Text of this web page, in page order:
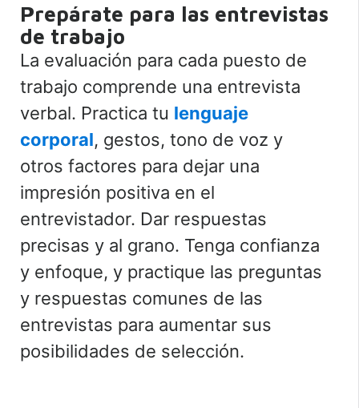
Prepárate para las entrevistas
de trabajo
La evaluación para cada puesto de
trabajo comprende una entrevista
verbal. Practica tu lenguaje
corporal, gestos, tono de voz y
otros factores para dejar una
impresión positiva en el
entrevistador. Dar respuestas
precisas y al grano. Tenga confianza
y enfoque, y practique las preguntas
y respuestas comunes de las
entrevistas para aumentar sus
posibilidades de selección.